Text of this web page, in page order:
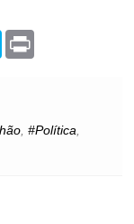
S
, #Política,